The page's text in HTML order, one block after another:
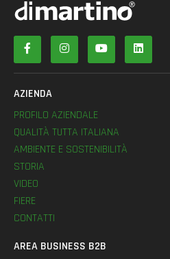
AZIENDA
PROFILO AZIENDALE
QUALITÀ TUTTA ITALIANA
AMBIENTE E SOSTENIBILITÀ
STORIA
VIDEO
FIERE
CONTATTI
AREA BUSINESS B2B